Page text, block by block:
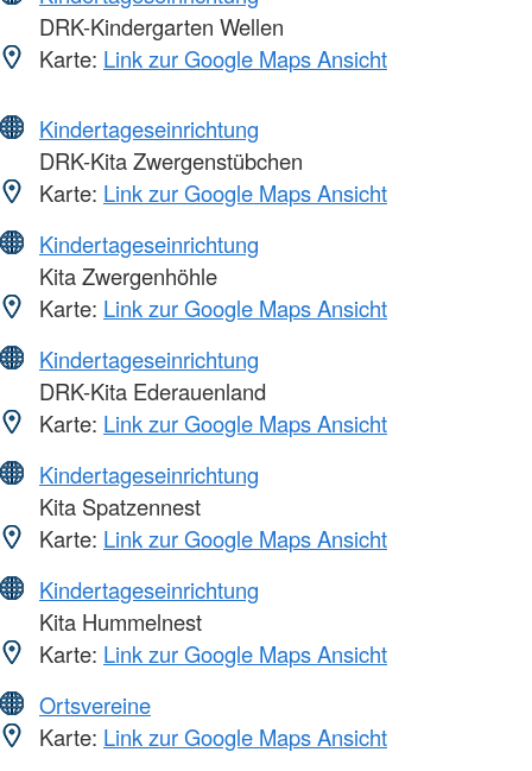
DRK-Kindergarten Wellen
Karte: Link zur Google Maps Ansicht
Kindertageseinrichtung
DRK-Kita Zwergenstübchen
Karte: Link zur Google Maps Ansicht
Kindertageseinrichtung
Kita Zwergenhöhle
Karte: Link zur Google Maps Ansicht
Kindertageseinrichtung
DRK-Kita Ederauenland
Karte: Link zur Google Maps Ansicht
Kindertageseinrichtung
Kita Spatzennest
Karte: Link zur Google Maps Ansicht
Kindertageseinrichtung
Kita Hummelnest
Karte: Link zur Google Maps Ansicht
Ortsvereine
Karte: Link zur Google Maps Ansicht